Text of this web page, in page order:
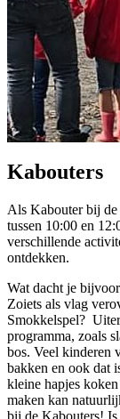
Kabouters
Als Kabouter bij de
tussen 10:00 en
verschillende
ontdekken.
Wat dacht je
Zoiets als vlag
Smokkelspel?
programma, zoals
bos. Veel kinderen
bakken en ook dat
kleine hapjes
maken kan
bij de Kabouters!